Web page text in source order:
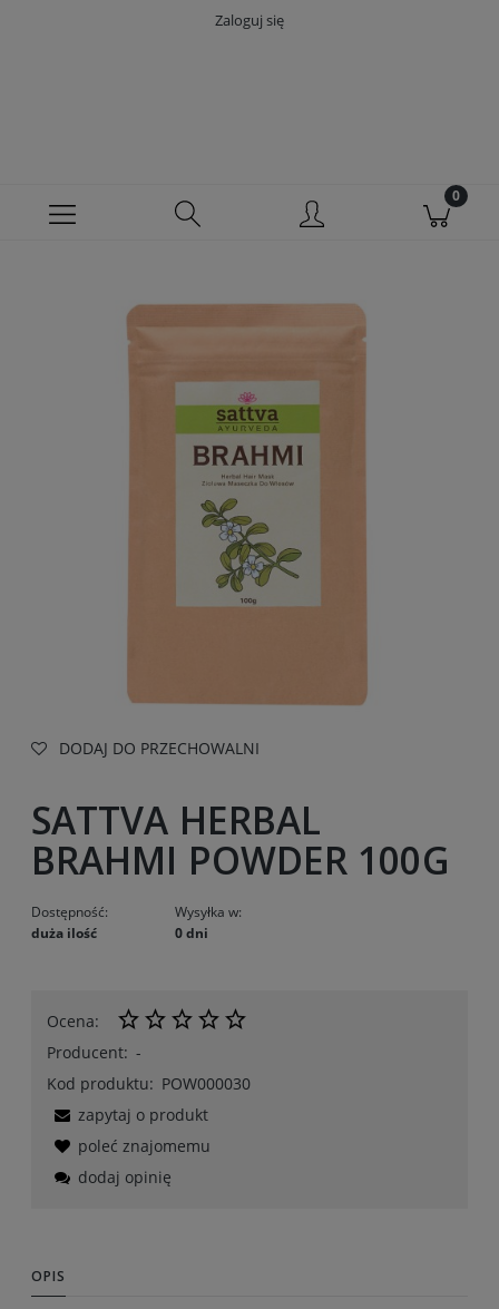
Zaloguj się
DODAJ DO PRZECHOWALNI
SATTVA HERBAL
BRAHMI POWDER 100G
Dostępność:
duża ilość
Wysyłka w:
0 dni
Ocena:
Producent: -
Kod produktu: POW000030
zapytaj o produkt
poleć znajomemu
dodaj opinię
OPIS